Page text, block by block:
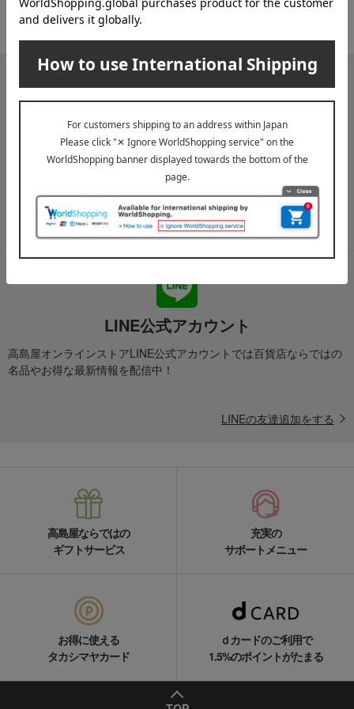
1件 (1/1ページ）
メールマガジン
送料無料クーポンやキャンペーン、新着・SALE・おすすめ商品な
ど、「高島屋オンラインストア」のお得＆うれしい情報をお届けい
メールマガジンについて詳しく見る
LINE公式アカウント
高島屋オンラインストアLINE公式アカウントでは百貨店ならではの
名品やお得な最新情報を配信中！
LINEの友達追加をする
高島屋ならではの
ギフトサービス
充実の
サポートメニュー
お得に使える
タカシマヤカード
ｄカードのご利用で
1.5%のポイントがたまる